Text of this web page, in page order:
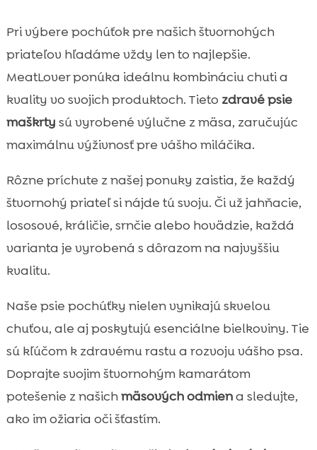
Pri výbere pochúťok pre našich štvornohých
priateľov hľadáme vždy len to najlepšie.
MeatLover ponúka ideálnu kombináciu chuti a
kvality vo svojich produktoch. Tieto zdravé psie
maškrty sú vyrobené výlučne z mäsa, zaručujúc
maximálnu výživnosť pre vášho miláčika.
Rôzne príchute z našej ponuky zaistia, že každý
štvornohý priateľ si nájde tú svoju. Či už jahňacie,
lososové, králičie, srnčie alebo hovädzie, každá
varianta je vyrobená s dôrazom na najvyššiu
kvalitu.
Naše psie pochúťky nielen vynikajú skvelou
chuťou, ale aj poskytujú esenciálne bielkoviny. Tie
sú kľúčom k zdravému rastu a rozvoju vášho psa.
Doprajte svojim štvornohým kamarátom
potešenie z našichmäsových odmiena sledujte,
ako im ožiaria oči šťastím.